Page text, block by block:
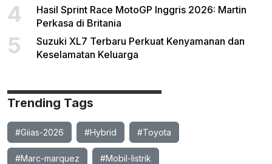
4
Hasil Sprint Race MotoGP Inggris 2026: Martin
Perkasa di Britania
5
Suzuki XL7 Terbaru Perkuat Kenyamanan dan
Keselamatan Keluarga
Trending Tags
#Giias-2026 #Hybrid #Toyota
#Marc-marquez #Mobil-listrik